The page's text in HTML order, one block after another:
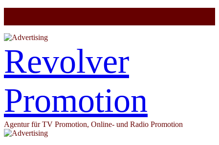
Revolver
Promotion
Agentur für TV Promotion, Online- und Radio Promotion